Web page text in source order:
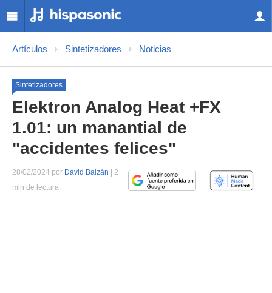
Artículos Sintetizadores Noticias
Sintetizadores
Elektron Analog Heat +FX
1.01: un manantial de
"accidentes felices"
28/02/2024 por David Baizán | 2
min de lectura